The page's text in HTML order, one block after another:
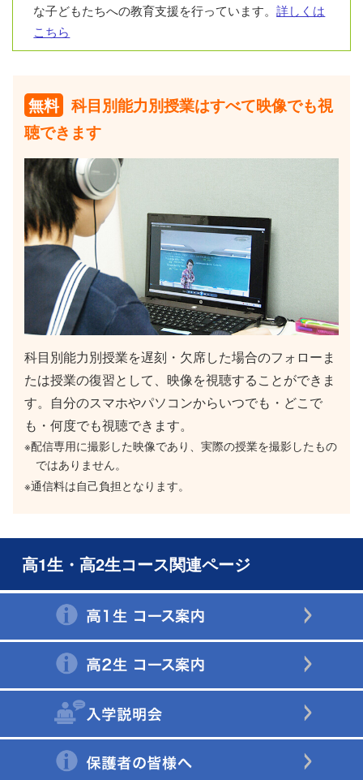
な子どもたちへの教育支援を行っています。詳しくは
こちら
無料 科目別能力別授業はすべて映像でも視
聴できます
科目別能力別授業を遅刻・欠席した場合のフォローま
たは授業の復習として、映像を視聴することができま
す。自分のスマホやパソコンからいつでも・どこで
も・何度でも視聴できます。
配信専用に撮影した映像であり、実際の授業を撮影したもの
ではありません。
通信料は自己負担となります。
高1生・高2生コース関連ページ